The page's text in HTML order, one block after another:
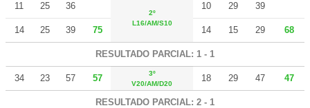
11 25 36
2º
L16/AM/S10
10 29 39
14 25 39 75 14 15 29 68
RESULTADO PARCIAL: 1 - 1
34 23 57 57
3º
V20/AM/D20
18 29 47 47
RESULTADO PARCIAL: 2 - 1